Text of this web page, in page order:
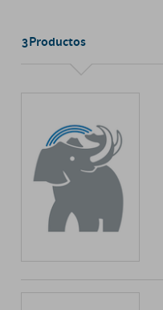
3Productos